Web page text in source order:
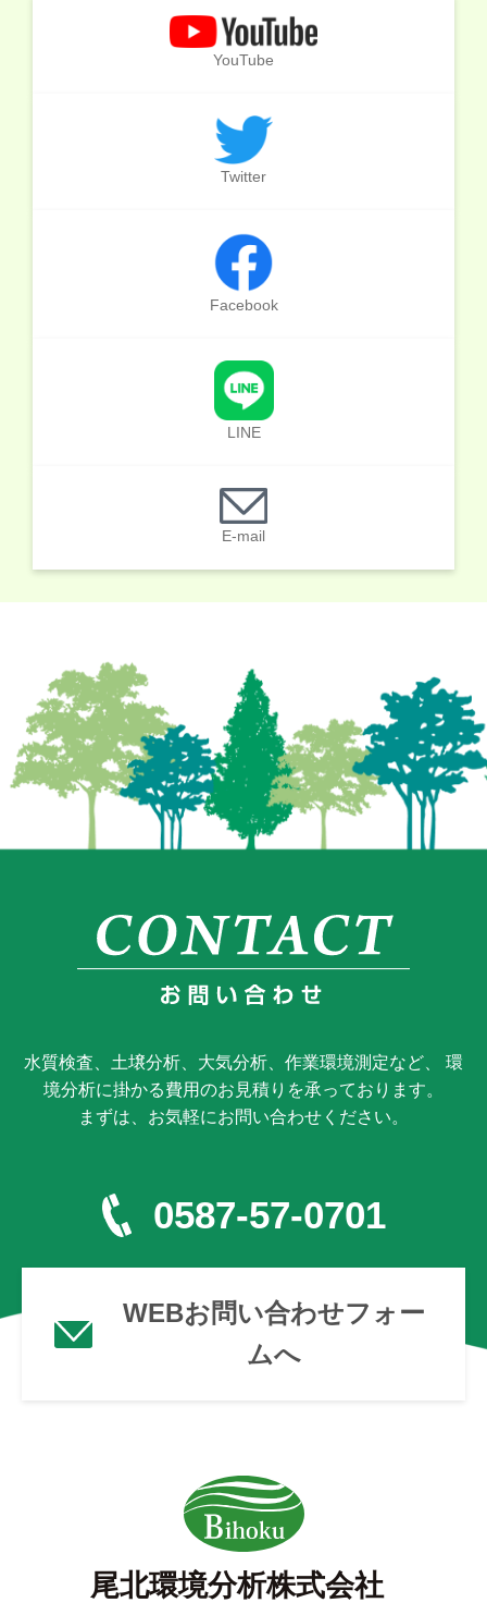
YouTube
Twitter
Facebook
LINE
E-mail
水質検査、土壌分析、大気分析、作業環境測定など、 環
境分析に掛かる費用のお見積りを承っております。
まずは、お気軽にお問い合わせください。
0587-57-0701
WEBお問い合わせフォー
ムへ
尾北環境分析株式会社